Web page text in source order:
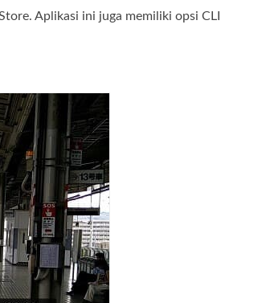
Aplikasi ini juga memiliki opsi CLI